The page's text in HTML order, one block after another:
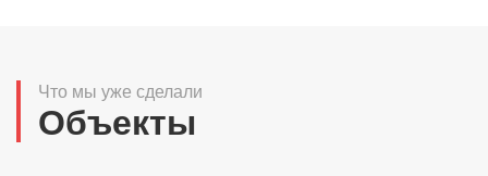
Что мы уже сделали
Объекты